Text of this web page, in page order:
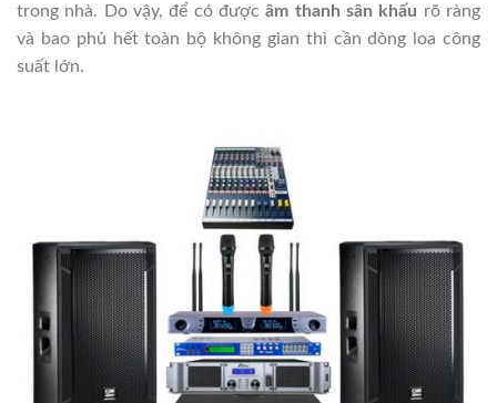
trong nhà. Do vậy, để có đượcâm thanh sân khấu rõ ràng
và bao phủ hết toàn bộ không gian thì cần dòng loa công
suất lớn.